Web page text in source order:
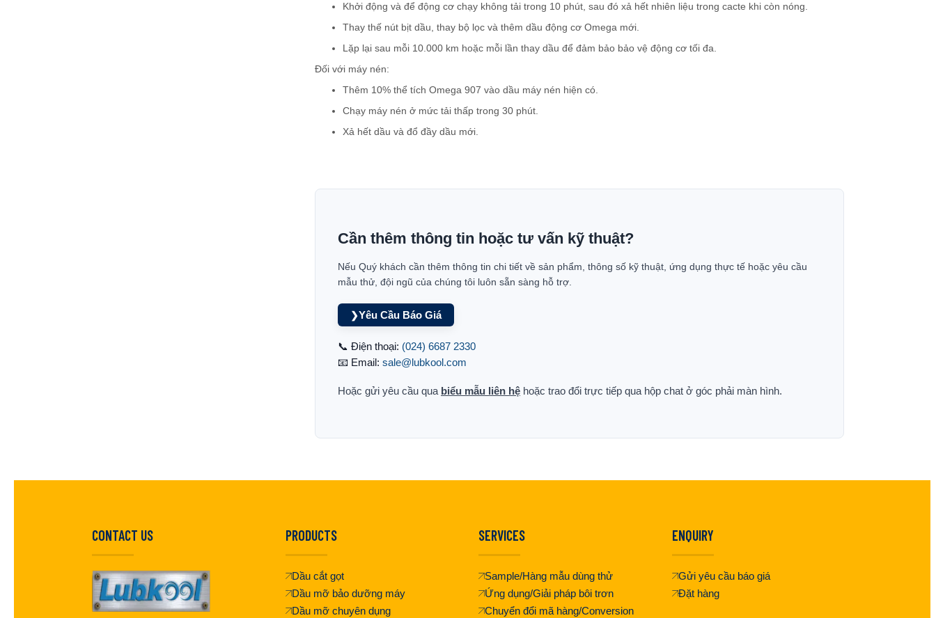
Khởi động và để động cơ chạy không tải trong 10 phút, sau đó xả hết nhiên liệu trong cacte khi còn nóng.
Thay thế nút bịt dầu, thay bộ lọc và thêm dầu động cơ Omega mới.
Lặp lại sau mỗi 10.000 km hoặc mỗi lần thay dầu để đảm bảo bảo vệ động cơ tối đa.
Đối với máy nén:
Thêm 10% thể tích Omega 907 vào dầu máy nén hiện có.
Chạy máy nén ở mức tải thấp trong 30 phút.
Xả hết dầu và đổ đầy dầu mới.
Cần thêm thông tin hoặc tư vấn kỹ thuật?
Nếu Quý khách cần thêm thông tin chi tiết về sản phẩm, thông số kỹ thuật, ứng dụng thực tế hoặc yêu cầu
mẫu thử, đội ngũ của chúng tôi luôn sẵn sàng hỗ trợ.
❯Yêu Cầu Báo Giá
📞 Điện thoại: (024) 6687 2330
📧 Email: sale@lubkool.com
Hoặc gửi yêu cầu qua biểu mẫu liên hệ hoặc trao đổi trực tiếp qua hộp chat ở góc phải màn hình.
CONTACT US PRODUCTS
Dầu cắt gọt
Dầu mỡ bảo dưỡng máy
Dầu mỡ chuyên dụng
SERVICES
Sample/Hàng mẫu dùng thử
Ứng dụng/Giải pháp bôi trơn
Chuyển đổi mã hàng/Conversion
ENQUIRY
Gửi yêu cầu báo giá
Đặt hàng